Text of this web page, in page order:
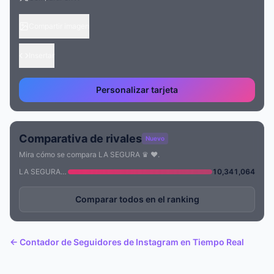
Personalizar tarjeta
Comparativa de rivales Nuevo
Mira cómo se compara LA SEGURA ♛ ♥.
LA SEGURA ♛ ♥
10,341,064
Comparar todos en el ranking
← Contador de Seguidores de Instagram en Tiempo Real